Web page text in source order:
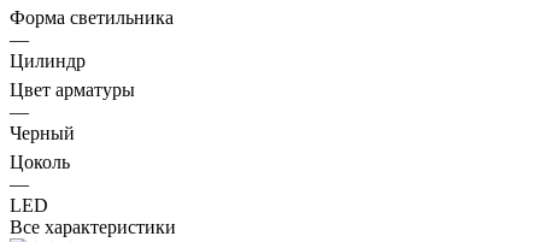
Форма светильника
—
Цилиндр
Цвет арматуры
—
Черный
Цоколь
—
LED
Все характеристики